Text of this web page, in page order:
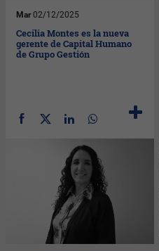
Mar 02/12/2025
Cecilia Montes es la nueva
gerente de Capital Humano
de Grupo Gestión